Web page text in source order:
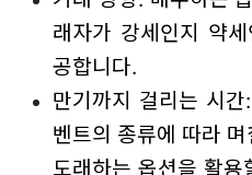
래자가 강세인지 약
공합니다.
만기까지 걸리는 시간
벤트의 종류에 따라
도래하는 옵션을 활용